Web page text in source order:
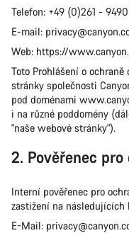
Telefon: +49 (0)261 -
E-mail:
Web: https://
Toto Prohlášení o
stránky společnosti
pod doménami
i na různé poddomény
"naše webové stránky").
2. Pověřenec
Interní pověřenec pro
zastižení na
E-Mail: